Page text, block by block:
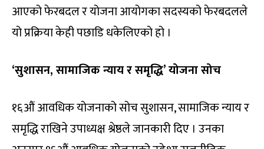
आएको फेरबदल र योजना आयोगका सदस्यको फेरबदलले
यो प्रक्रिया केही पछाडि धकेलिएको हो ।
‘सुशासन,सामाजिक न्याय र समृद्धि’ योजना सोच
१६औं आवधिक योजनाको सोच सुशासन, सामाजिक न्याय र
समृद्धि राखिने उपाध्यक्ष श्रेष्ठले जानकारी दिए । उनका